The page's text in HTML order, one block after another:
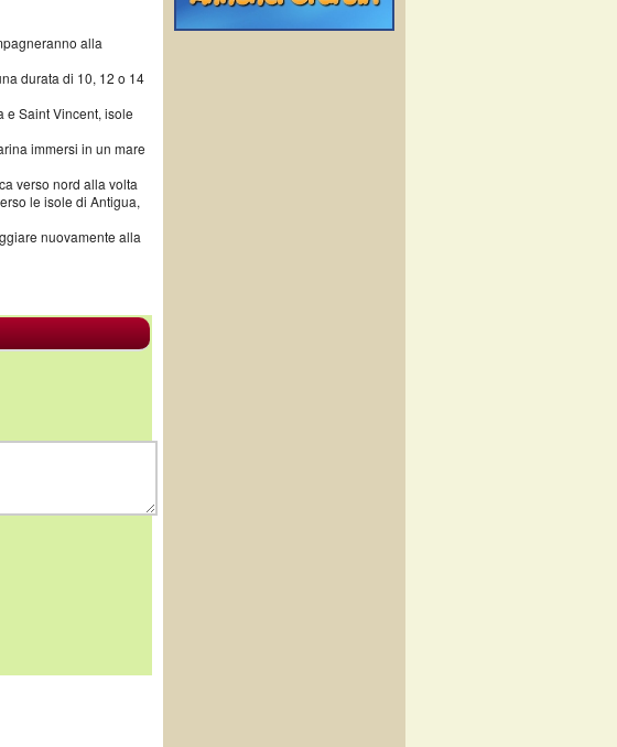
alla
durata di 10, 12 o 14
e Saint Vincent, isole
immersi in un mare
verso nord alla volta
le isole di Antigua,
nuovamente alla